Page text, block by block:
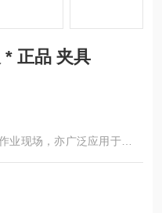
正品 夹具
业现场，亦广泛应用于其他
，并能作为暂存及物流的重
、机电产品、仪器仪表、五